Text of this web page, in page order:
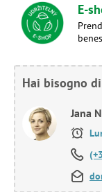
E-
Hai bisogno
Jana